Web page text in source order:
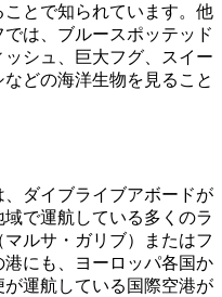
とで知られています。他
は、ブルースポッテッド
シュ、巨大フグ、スイー
どの海洋生物を見ること
ダイブライブアボードが
で運航している多くのラ
ルサ・ガリブ）またはフ
にも、ヨーロッパ各国か
運航している国際空港が